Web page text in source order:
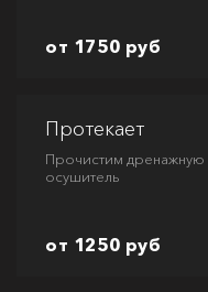
от 1750 руб
Протекает
Прочистим дренажную
осушитель
от 1250 руб